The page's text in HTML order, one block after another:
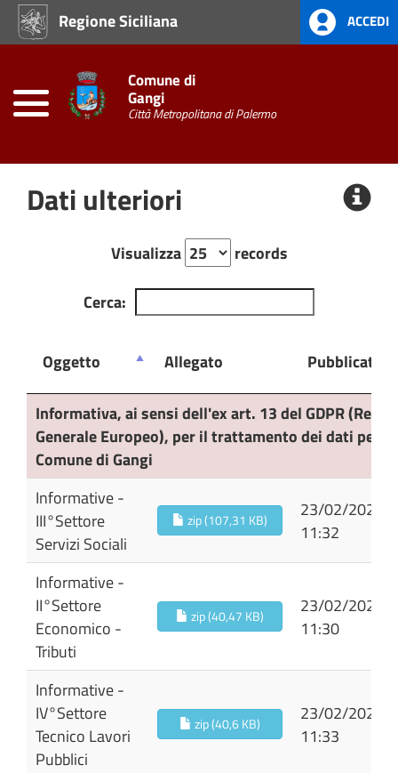
Regione Siciliana ACCEDI
Comune di
Gangi
Città Metropolitana di Palermo
Home
Amministrazione
Trasparente
Autocertificazione
Dati ulteriori
Visualizza
records
Cerca:
Oggetto Allegato
Pubblicato
Oggetto
Allegato Pubblicato
Informativa, ai sensi dell'ex art. 13 del GDPR
Generale Europeo), per il trattamento dei dati
Comune di Gangi
Informative -
III°Settore
Servizi Sociali
zip (107,31 KB)
23/02/2024
11:32
Informative -
II°Settore
Economico -
Tributi
zip (40,47 KB)
23/02/2024
11:30
Informative -
IV°Settore
Tecnico Lavori
Pubblici
zip (40,6 KB)
23/02/2024
11:33